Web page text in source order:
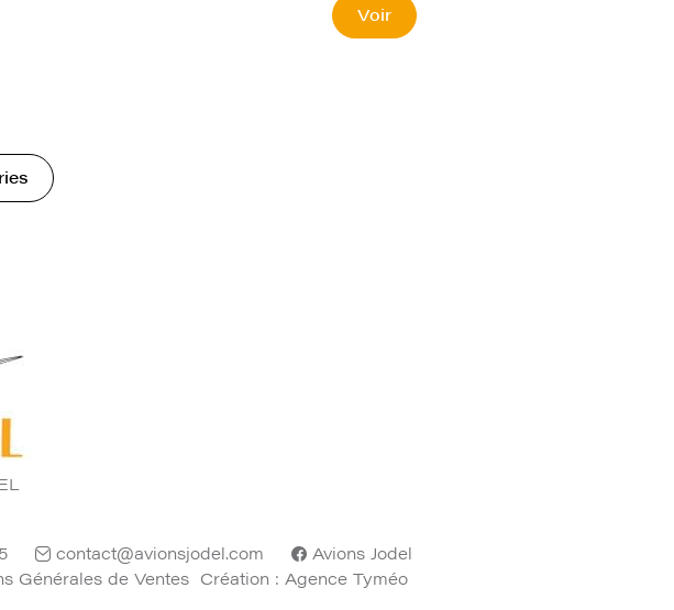
Voir
contact@avionsjodel.com
Avions Jodel
Générales de Ventes Création : Agence Tyméo